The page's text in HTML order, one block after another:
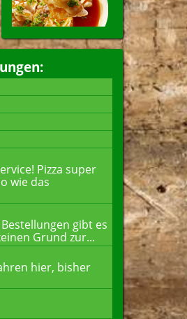
Pizza super
wie das
gibt es
Grund zur...
hier, bisher